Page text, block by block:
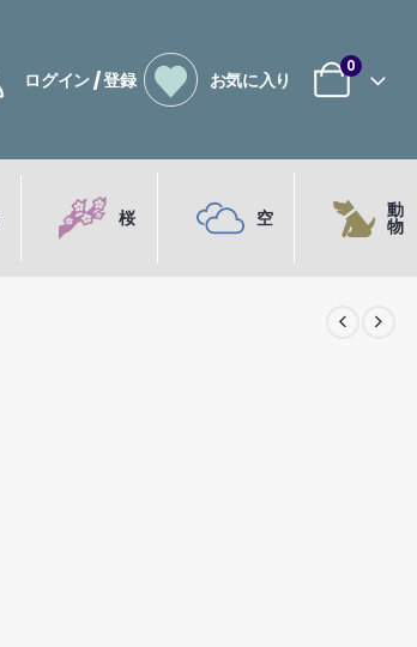
ログイン / 登録 お気に入り
0
桜 空 動
物